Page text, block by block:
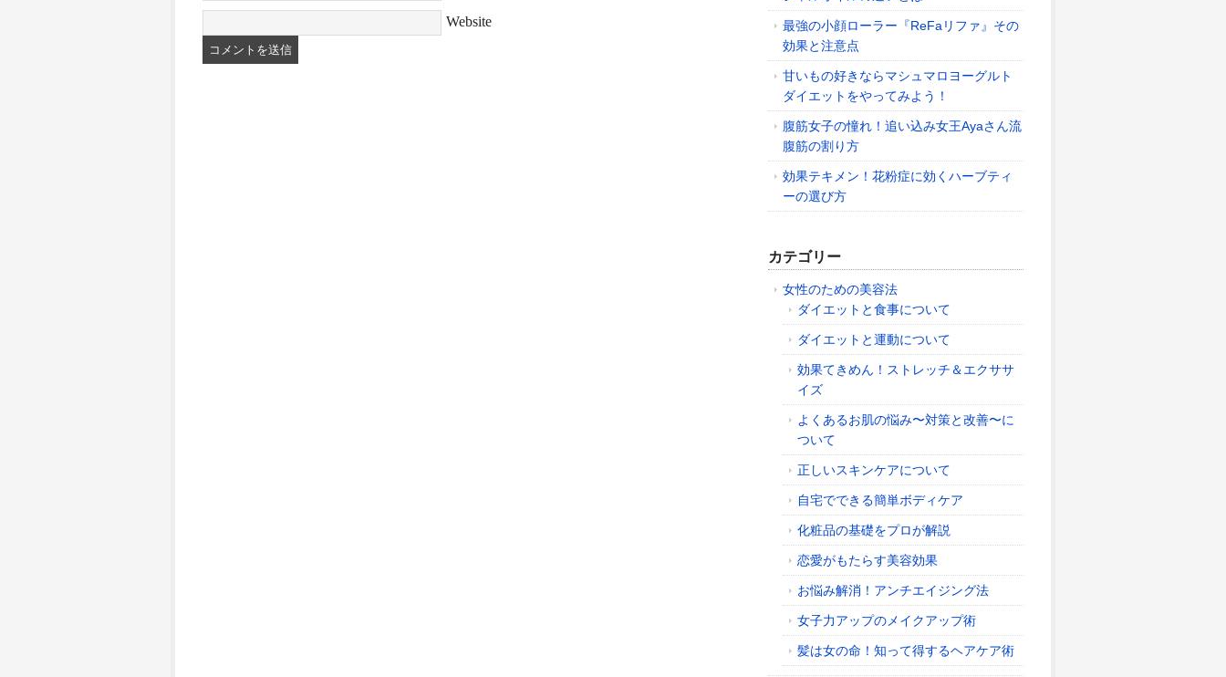
Website
最強の小顔ローラー『ReFaリファ』その
効果と注意点
甘いもの好きならマシュマロヨーグルト
ダイエットをやってみよう！
腹筋女子の憧れ！追い込み女王Ayaさん流
腹筋の割り方
効果テキメン！花粉症に効くハーブティ
ーの選び方
カテゴリー
女性のための美容法
ダイエットと食事について
ダイエットと運動について
効果てきめん！ストレッチ＆エクササ
イズ
よくあるお肌の悩み〜対策と改善〜に
ついて
正しいスキンケアについて
自宅でできる簡単ボディケア
化粧品の基礎をプロが解説
恋愛がもたらす美容効果
お悩み解消！アンチエイジング法
女子力アップのメイクアップ術
髪は女の命！知って得するヘアケア術